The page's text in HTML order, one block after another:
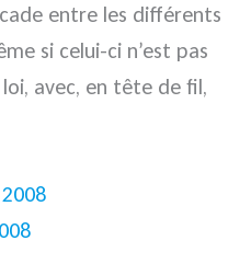
entre les différents
si celui-ci n’est pas
avec, en tête de fil,